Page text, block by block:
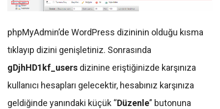
phpMyAdmin’de WordPress dizininin olduğu kısma
tıklayıp dizini genişletiniz. Sonrasında
gDjhHD1kf_users dizinine eriştiğinizde karşınıza
kullanıcı hesapları gelecektir, hesabınız karşınıza
geldiğinde yanındaki küçük “Düzenle” butonuna